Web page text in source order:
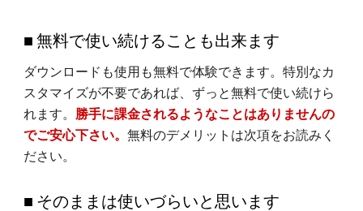
■ 無料で使い続けることも出来ます
ダウンロードも使用も無料で体験できます。特別なカ
スタマイズが不要であれば、ずっと無料で使い続けら
れます。 勝手に課金されるようなことはありませんの
でご安心下さい。無料のデメリットは次項をお読みく
ださい。
■ そのままは使いづらいと思います